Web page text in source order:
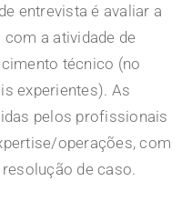
entrevista é avaliar a
a atividade de
técnico (no
experientes). As
pelos profissionais
operações, com
de caso.